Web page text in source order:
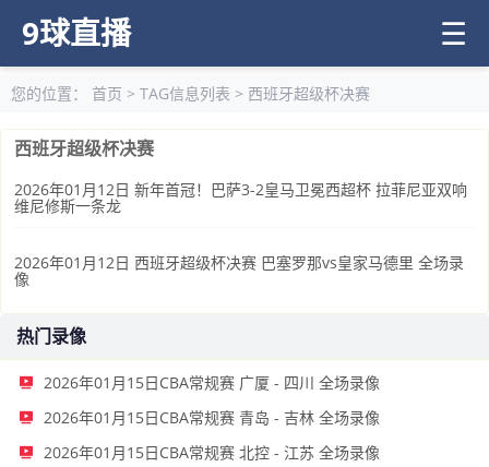
9球直播 ☰
您的位置： 首页 > TAG信息列表 > 西班牙超级杯决赛
西班牙超级杯决赛
2026年01月12日 新年首冠！巴萨3-2皇马卫冕西超杯 拉菲尼亚双响
维尼修斯一条龙
2026年01月12日 西班牙超级杯决赛 巴塞罗那vs皇家马德里 全场录
像
热门录像
2026年01月15日CBA常规赛 广厦 - 四川 全场录像
2026年01月15日CBA常规赛 青岛 - 吉林 全场录像
2026年01月15日CBA常规赛 北控 - 江苏 全场录像